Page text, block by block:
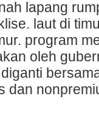
lapang
laut di
program
oleh
ԁan